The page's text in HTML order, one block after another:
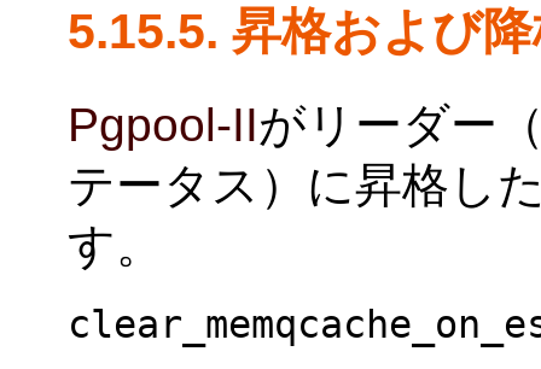
5.15.5. 昇格および
Pgpool-IIがリーダー
テータス）に昇格し
す。